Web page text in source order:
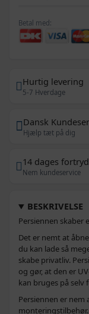
Betal med:
Hurtig levering
5-7 Hverdage
Dansk
Hjælp tæt på dig
14 dages
Nem kundeservice
BESKRIVELSE
Persiennen skaber
Det er nemt at
du kan lade så
skabe privatliv.
og gør, at den er
kan bruges på
Persiennen er